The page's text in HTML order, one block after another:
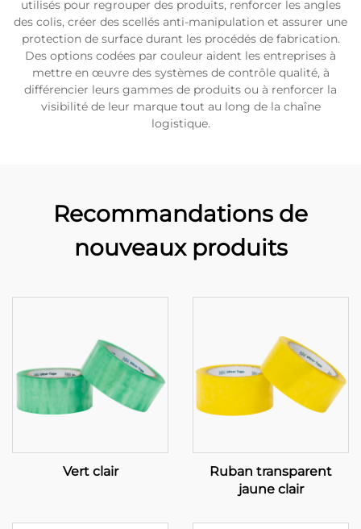
utilisés pour regrouper des produits, renforcer les angles
des colis, créer des scellés anti-manipulation et assurer une
protection de surface durant les procédés de fabrication.
Des options codées par couleur aident les entreprises à
mettre en œuvre des systèmes de contrôle qualité, à
différencier leurs gammes de produits ou à renforcer la
visibilité de leur marque tout au long de la chaîne
logistique.
Recommandations de
nouveaux produits
Vert clair
Ruban transparent
jaune clair